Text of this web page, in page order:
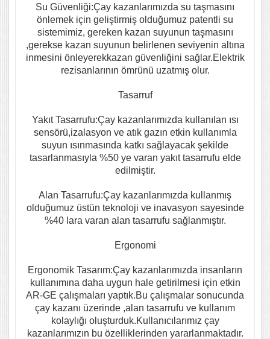
Su Güvenliği:Çay kazanlarımızda su taşmasını
önlemek için geliştirmiş olduğumuz patentli su
sistemimiz, gereken kazan suyunun taşmasını
,gerekse kazan suyunun belirlenen seviyenin altına
inmesini önleyerekkazan güvenliğini sağlar.Elektrik
rezisanlarının ömrünü uzatmış olur.
Tasarruf
Yakıt Tasarrufu:Çay kazanlarımızda kullanılan ısı
sensörü,izalasyon ve atık gazın etkin kullanımla
suyun ısınmasında katkı sağlayacak şekilde
tasarlanmasıyla %50 ye varan yakıt tasarrufu elde
edilmiştir.
Alan Tasarrufu:Çay kazanlarımızda kullanmış
olduğumuz üstün teknoloji ve inavasyon sayesinde
%40 lara varan alan tasarrufu sağlanmıştır.
Ergonomi
Ergonomik Tasarım:Çay kazanlarımızda insanların
kullanımına daha uygun hale getirilmesi için etkin
AR-GE çalışmaları yaptık.Bu çalışmalar sonucunda
çay kazanı üzerinde ,alan tasarrufu ve kullanım
kolaylığı oluşturduk.Kullanıcılarımız çay
kazanlarımızın bu özelliklerinden yararlanmaktadır.